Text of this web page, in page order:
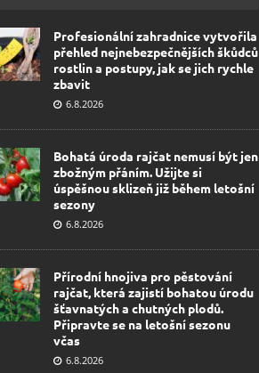
Profesionální zahradnice vytvořila
přehled nejnebezpečnějších škůdců
rostlin a postupy, jak se jich rychle
zbavit
6.8.2026
Bohatá úroda rajčat nemusí být jen
zbožným přáním. Užijte si
úspěšnou sklizeň již během letošní
sezony
6.8.2026
Přírodní hnojiva pro pěstování
rajčat, která zajistí bohatou úrodu
šťavnatých a chutných plodů.
Připravte se na letošní sezonu
včas
6.8.2026